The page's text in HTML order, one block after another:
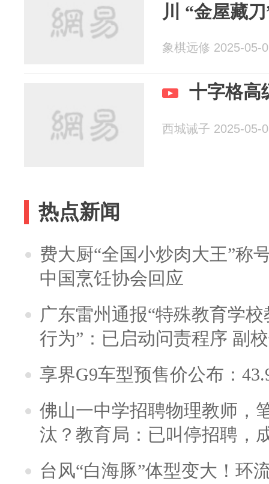
川 “金屋藏
象棋远修 2025-05-
十字格高
西城诫子 2025-05-
热点新闻
费大厨“全国小炒肉大王”称
中国烹饪协会回应
广东雷州通报“特殊教育学
行为”：已启动问责程序 副
享界G9车型预售价公布：
佛山一中学招聘物理教师，
汰？教育局：已叫停招聘，
台风“白海豚”体型变大！环